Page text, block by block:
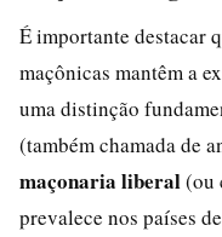
É importante destacar
maçônicas mantêm a
uma distinção
(também chamada de
maçonaria liberal(ou
prevalece nos países